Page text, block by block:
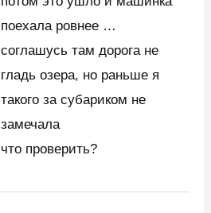
поехала ровнее …
соглашусь там дорога не
гладь озера, но раньше я
такого за субариком не
замечала
что проверить?